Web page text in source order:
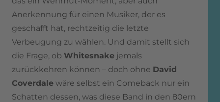
Anerkennung für einen Musiker, der es
geschafft hat, rechtzeitig die letzte
Verbeugung zu wählen. Und damit stellt sich
die Frage, ob Whitesnake jemals
zurückkehren können – doch ohne David
Coverdale wäre selbst ein Comeback nur ein
Schatten dessen, was diese Band in den 80ern